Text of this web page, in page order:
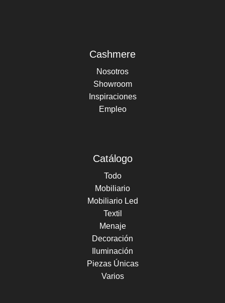
Cashmere
Nosotros
Showroom
Inspiraciones
Empleo
Catálogo
Todo
Mobiliario
Mobiliario Led
Textil
Menaje
Decoración
Iluminación
Piezas Únicas
Varios